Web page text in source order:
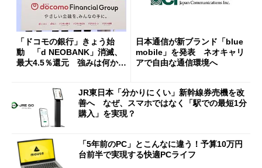
「ドコモの銀行」きょう始
動 「d NEOBANK」消滅、
最大4.5％還元 強みは何か解
日本通信が新ブランド「blue
mobile」を発表 ネオキャリ
アで自由な通信環境へ
JR東日本「分かりにくい」新幹線券売機を改
善へ なぜ、スマホではなく「駅での最短1分
購入」を実現？
「5年前のPC」とこんなに違う！予算10万円
台前半で実現する快適PCライフ